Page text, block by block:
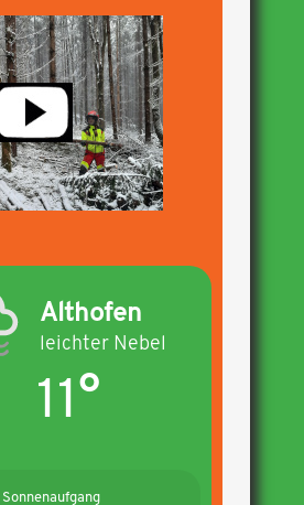
Althofen
leichter Nebel
11°
Sonnenaufgang